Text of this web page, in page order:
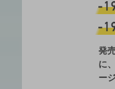
発
に、
ー